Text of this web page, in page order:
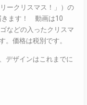
ークリスマス！」）の
きます！ 動画は10
などの入ったクリスマ
。価格は税別です。
デザインはこれまでに